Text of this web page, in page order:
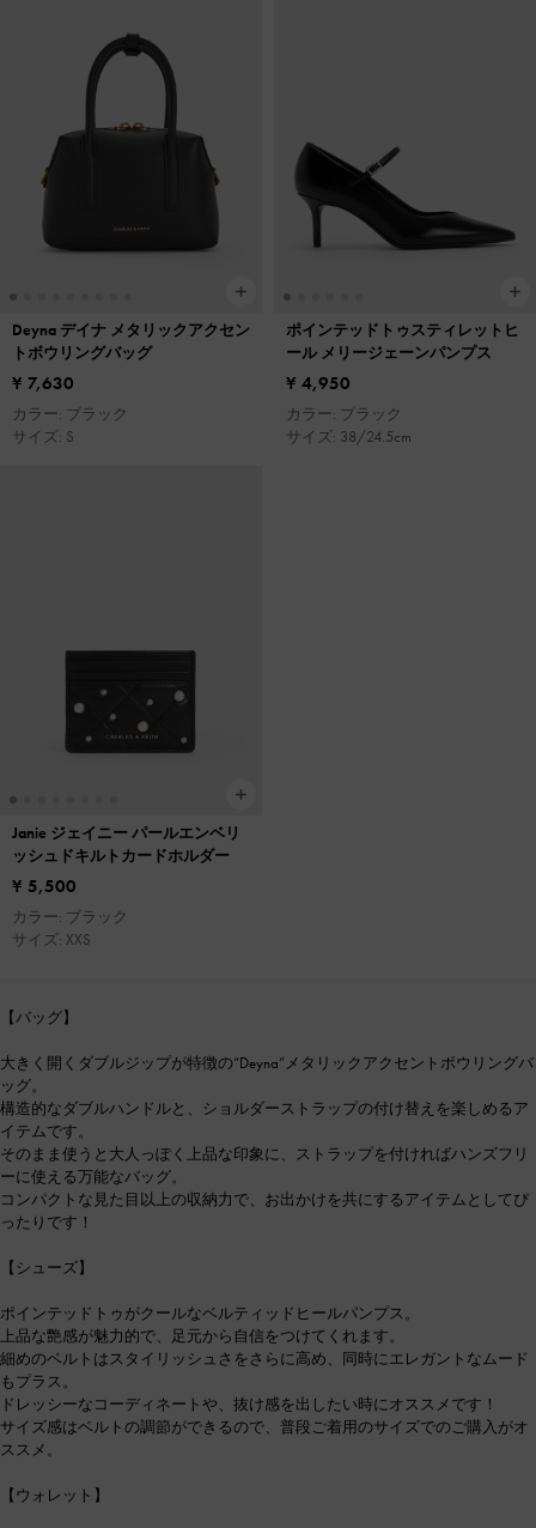
Deyna デイナ メタリックアクセン
トボウリングバッグ
¥ 7,630
カラー: ブラック
サイズ: S
ポインテッドトゥスティレットヒ
ール メリージェーンパンプス
¥ 4,950
カラー: ブラック
サイズ: 38/24.5cm
Janie ジェイニー パールエンベリ
ッシュドキルトカードホルダー
¥ 5,500
カラー: ブラック
サイズ: XXS
【バッグ】
大きく開くダブルジップが特徴の“Deyna”メタリックアクセントボウリングバ
ッグ。
構造的なダブルハンドルと、ショルダーストラップの付け替えを楽しめるア
イテムです。
そのまま使うと大人っぽく上品な印象に、ストラップを付ければハンズフリ
ーに使える万能なバッグ。
コンパクトな見た目以上の収納力で、お出かけを共にするアイテムとしてぴ
ったりです！
【シューズ】
ポインテッドトゥがクールなベルティッドヒールパンプス。
上品な艶感が魅力的で、足元から自信をつけてくれます。
細めのベルトはスタイリッシュさをさらに高め、同時にエレガントなムード
もプラス。
ドレッシーなコーディネートや、抜け感を出したい時にオススメです！
サイズ感はベルトの調節ができるので、普段ご着用のサイズでのご購入がオ
ススメ。
【ウォレット】